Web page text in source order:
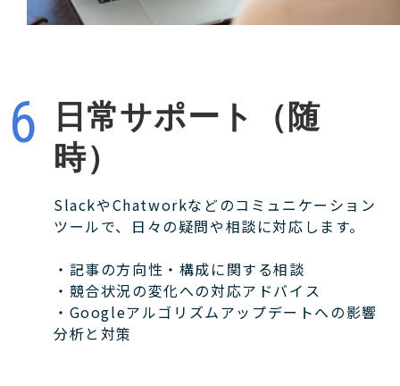
日常サポート（随
時）
SlackやChatworkなどのコミュニケーション
ツールで、日々の疑問や相談に対応します。
・記事の方向性・構成に関する相談
・競合状況の変化への対応アドバイス
・Googleアルゴリズムアップデートへの影響
分析と対策